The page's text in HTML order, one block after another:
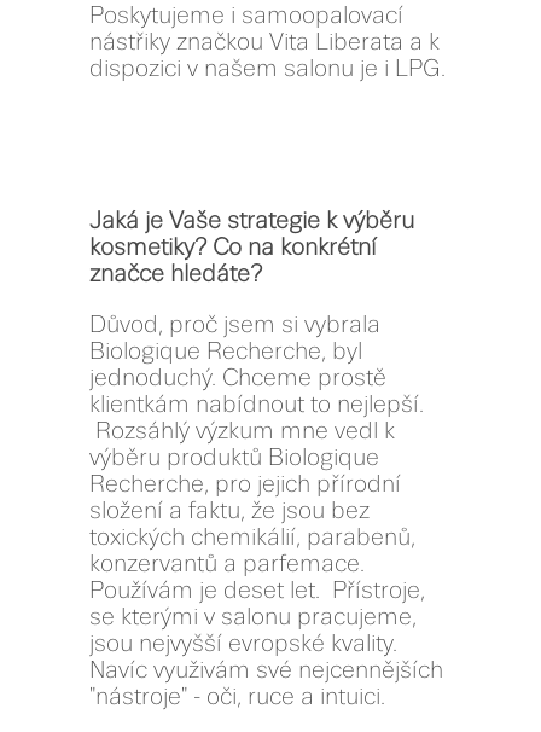
Poskytujeme i samoopalovací
nástřiky značkou Vita Liberata a k
dispozici v našem salonu je i LPG.
Jaká je Vaše strategie k výběru
kosmetiky? Co na konkrétní
značce hledáte?
Důvod, proč jsem si vybrala
Biologique Recherche, byl
jednoduchý. Chceme prostě
klientkám nabídnout to nejlepší.
Rozsáhlý výzkum mne vedl k
výběru produktů Biologique
Recherche, pro jejich přírodní
složení a faktu, že jsou bez
toxických chemikálií, parabenů,
konzervantů a parfemace.
Používám je deset let. Přístroje,
se kterými v salonu pracujeme,
jsou nejvyšší evropské kvality.
Navíc využivám své nejcennějších
"nástroje" - oči, ruce a intuici.